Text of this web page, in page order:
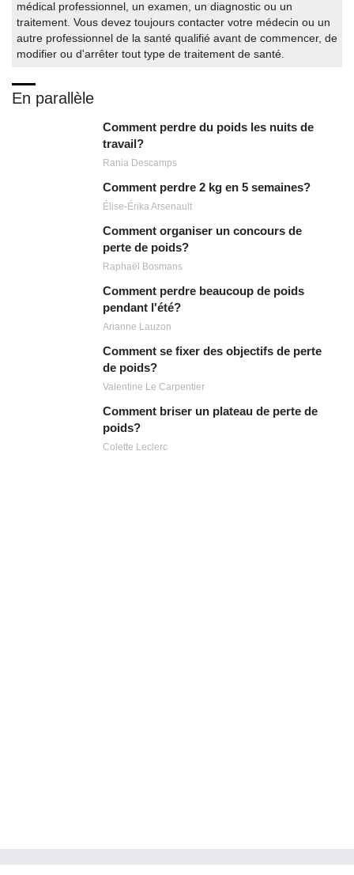
médical professionnel, un examen, un diagnostic ou un
traitement. Vous devez toujours contacter votre médecin ou un
autre professionnel de la santé qualifié avant de commencer, de
modifier ou d'arrêter tout type de traitement de santé.
En parallèle
Comment perdre du poids les nuits de
travail?
Rania Descamps
Comment perdre 2 kg en 5 semaines?
Élise-Érika Arsenault
Comment organiser un concours de
perte de poids?
Raphaël Bosmans
Comment perdre beaucoup de poids
pendant l'été?
Arianne Lauzon
Comment se fixer des objectifs de perte
de poids?
Valentine Le Carpentier
Comment briser un plateau de perte de
poids?
Colette Leclerc